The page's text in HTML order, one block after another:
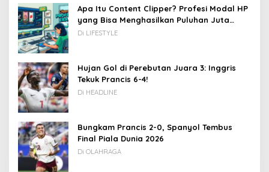
Apa Itu Content Clipper? Profesi Modal HP
yang Bisa Menghasilkan Puluhan Juta
Rupiah
Di LIFESTYLE
Hujan Gol di Perebutan Juara 3: Inggris
Tekuk Prancis 6-4!
Di HEADLINE
Bungkam Prancis 2-0, Spanyol Tembus
Final Piala Dunia 2026
Di OLAHRAGA